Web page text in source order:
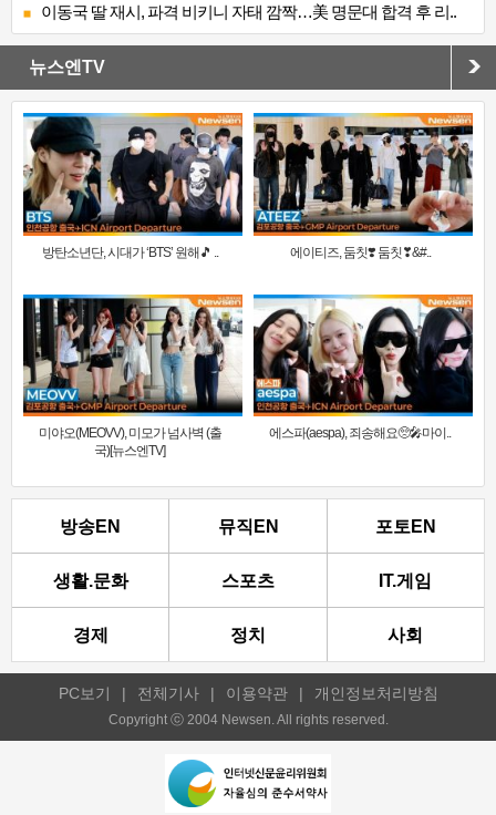
이동국 딸 재시, 파격 비키니 자태 깜짝…美 명문대 합격 후 리..
뉴스엔TV
방탄소년단, 시대가 ‘BTS’ 원해🎵 .. 에이티즈, 둠칫❣️ 둠칫❣&#..
미야오(MEOVV), 미모가 넘사벽 (출
국)[뉴스엔TV]
에스파(aespa), 죄송해요🥺🎤마이..
방송EN 뮤직EN 포토EN
생활.문화 스포츠 IT.게임
경제 정치 사회
PC보기 | 전체기사 | 이용약관 | 개인정보처리방침
Copyright ⓒ 2004 Newsen. All rights reserved.